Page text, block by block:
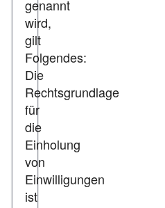
genannt
wird,
gilt
Folgendes:
Die
Rechtsgrundlage
für
die
Einholung
von
Einwilligungen
ist